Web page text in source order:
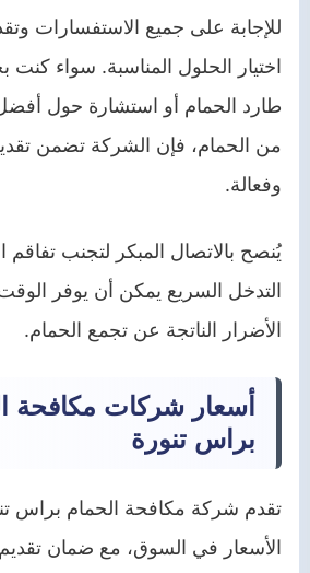
للإجابة على جميع الاستفسارات
اختيار الحلول المناسبة. سواء كنت
طارد الحمام أو استشارة حول
من الحمام، فإن الشركة تضمن
وفعالة.
يُنصح بالاتصال المبكر لتجنب
التدخل السريع يمكن أن يوفر
الأضرار الناتجة عن تجمع الحمام.
أسعار شركات مكافحة
براس تنورة
تقدم شركة مكافحة الحمام براس
الأسعار في السوق، مع ضمان